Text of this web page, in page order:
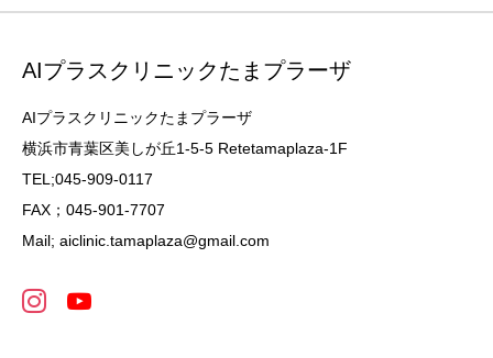
AIプラスクリニックたまプラーザ
AIプラスクリニックたまプラーザ
横浜市青葉区美しが丘1-5-5 Retetamaplaza-1F
TEL;045-909-0117
FAX；045-901-7707
Mail; aiclinic.tamaplaza@gmail.com